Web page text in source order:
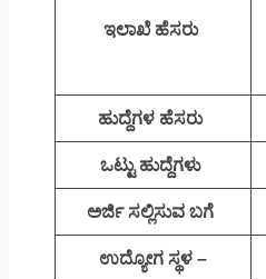
ಇಲಾಖೆ ಹೆಸರು
ಹುದ್ದೆಗಳ ಹೆಸರು
ಒಟ್ಟು ಹುದ್ದೆಗಳು
ಅರ್ಜಿ ಸಲ್ಲಿಸುವ ಬಗೆ
ಉದ್ಯೋಗ ಸ್ಥಳ –